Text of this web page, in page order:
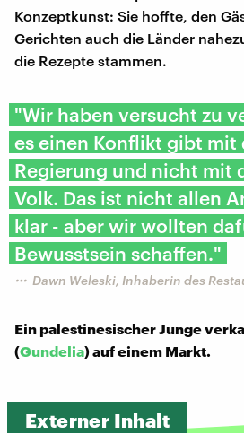
Konzeptkunst: Sie hoffte, den
Gerichten auch die Länder
die Rezepte stammen.
"Wir haben versucht zu
es einen Konflikt gibt mit
Regierung und nicht mit
Volk. Das ist nicht allen
klar - aber wir wollten
Bewusstsein schaffen."
Dawn Weleski, Inhaberin des
Ein palestinesischer Junge
(Gundelia) auf einem Markt.
Externer Inhalt